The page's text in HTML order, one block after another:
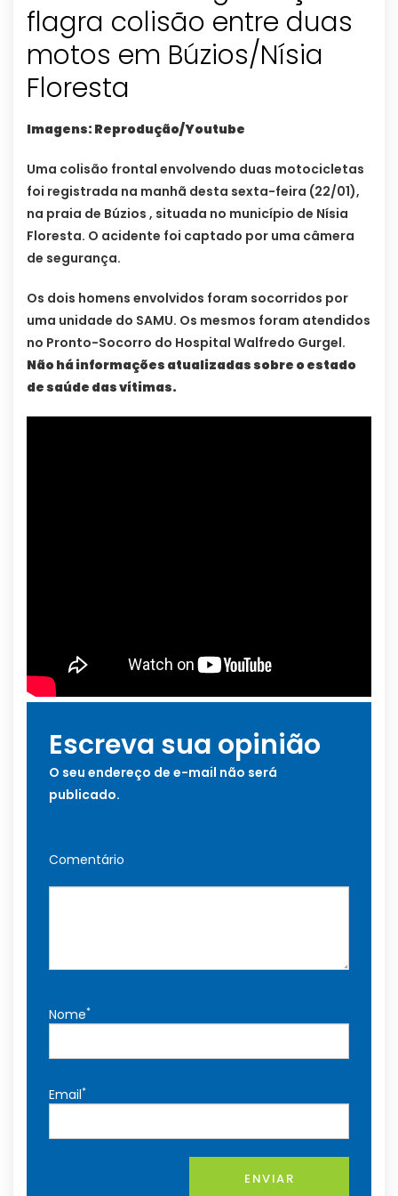
flagra colisão entre duas
motos em Búzios/Nísia
Floresta
Imagens: Reprodução/Youtube
Uma colisão frontal envolvendo duas motocicletas
foi registrada na manhã desta sexta-feira (22/01),
na praia de Búzios , situada no município de Nísia
Floresta. O acidente foi captado por uma câmera
de segurança.
Os dois homens envolvidos foram socorridos por
uma unidade do SAMU. Os mesmos foram atendidos
no Pronto-Socorro do Hospital Walfredo Gurgel.
Não há informações atualizadas sobre o estado
de saúde das vítimas.
Escreva sua opinião
O seu endereço de e-mail não será
publicado.
Comentário
Nome*
Email*
ENVIAR